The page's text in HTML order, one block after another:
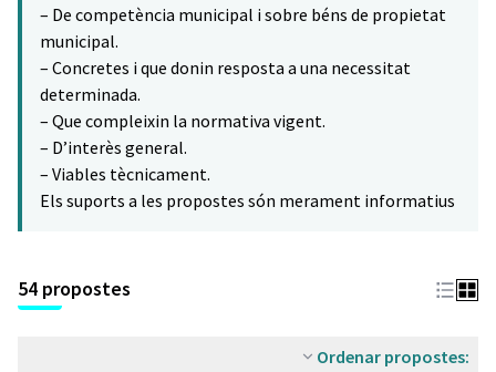
– De competència municipal i sobre béns de propietat
municipal.
– Concretes i que donin resposta a una necessitat
determinada.
– Que compleixin la normativa vigent.
– D’interès general.
– Viables tècnicament.
Els suports a les propostes són merament informatius
54 propostes
Ordenar propostes: